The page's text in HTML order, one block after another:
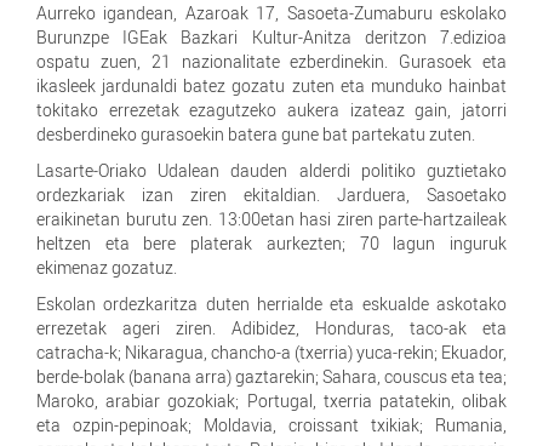
Aurreko igandean, Azaroak 17, Sasoeta-Zumaburu eskolako
Burunzpe IGEak Bazkari Kultur-Anitza deritzon 7.edizioa
ospatu zuen, 21 nazionalitate ezberdinekin. Gurasoek eta
ikasleek jardunaldi batez gozatu zuten eta munduko hainbat
tokitako errezetak ezagutzeko aukera izateaz gain, jatorri
desberdineko gurasoekin batera gune bat partekatu zuten.
Lasarte-Oriako Udalean dauden alderdi politiko guztietako
ordezkariak izan ziren ekitaldian. Jarduera, Sasoetako
eraikinetan burutu zen. 13:00etan hasi ziren parte-hartzaileak
heltzen eta bere platerak aurkezten; 70 lagun inguruk
ekimenaz gozatuz.
Eskolan ordezkaritza duten herrialde eta eskualde askotako
errezetak ageri ziren. Adibidez, Honduras, taco-ak eta
catracha-k; Nikaragua, chancho-a (txerria) yuca-rekin; Ekuador,
berde-bolak (banana arra) gaztarekin; Sahara, couscus eta tea;
Maroko, arabiar gozokiak; Portugal, txerria patatekin, olibak
eta ozpin-pepinoak; Moldavia, croissant txikiak; Rumania,